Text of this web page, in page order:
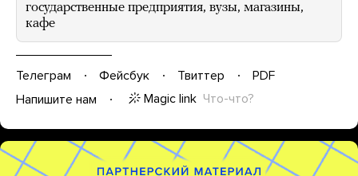
государственные предприятия, вузы, магазины,
кафе
Телеграм Фейсбук Твиттер
PDF
Напишите нам
Magic link Что-что?